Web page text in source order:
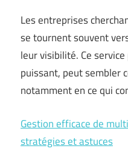
Les entreprises
se tournent souvent
leur visibilité. Ce
puissant, peut sembler
notamment en ce qui
Gestion efficace de
stratégies et astuces